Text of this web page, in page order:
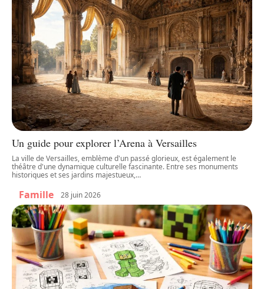
Un guide pour explorer l’Arena à Versailles
La ville de Versailles, emblème d'un passé glorieux, est également le
théâtre d'une dynamique culturelle fascinante. Entre ses monuments
historiques et ses jardins majestueux,…
Famille 28 juin 2026